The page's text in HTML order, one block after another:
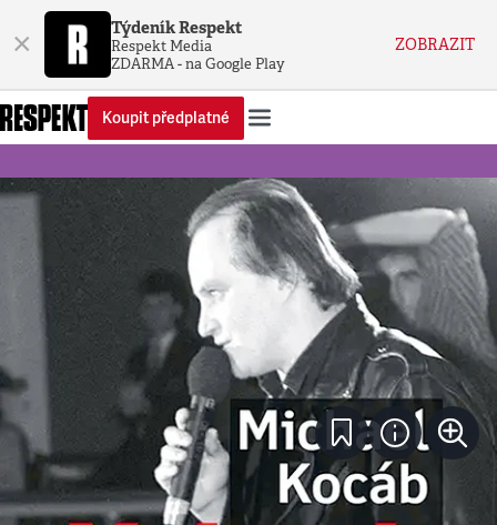
× Týdeník Respekt
Respekt Media
ZDARMA - na Google Play
ZOBRAZIT
Koupit předplatné
Kultura•1. 12. 2019•2minuty